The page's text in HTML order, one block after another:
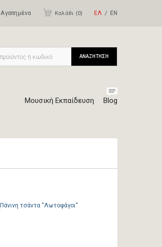
Αγαπημένα Καλάθι (0) ΕΛ ΕΝ
Μουσική Εκπαίδευση Blog
ΑΝΑΖΗΤΗΣΗ